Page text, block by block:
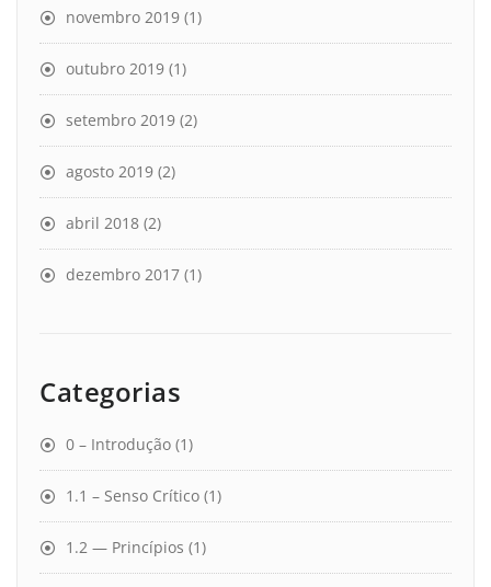
novembro 2019 (1)
outubro 2019 (1)
setembro 2019 (2)
agosto 2019 (2)
abril 2018 (2)
dezembro 2017 (1)
Categorias
0 – Introdução (1)
1.1 – Senso Crítico (1)
1.2 — Princípios (1)